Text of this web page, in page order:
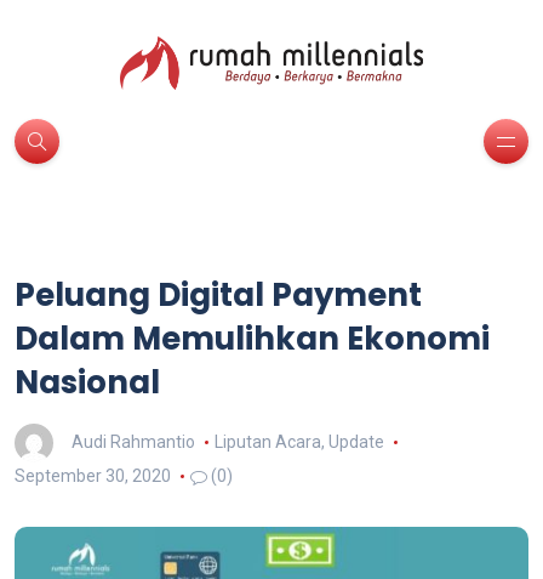
Peluang Digital Payment
Dalam Memulihkan Ekonomi
Nasional
Audi Rahmantio Liputan Acara, Update
September 30, 2020
(0)